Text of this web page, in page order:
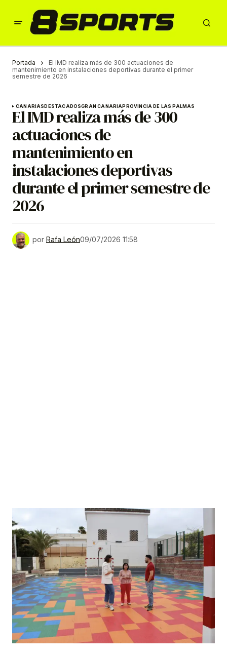
Portada
El IMD realiza más de 300 actuaciones de
mantenimiento en instalaciones deportivas durante el primer
semestre de 2026
CANARIASDESTACADOSGRAN CANARIAPROVINCIA DE LAS PALMAS
El IMD realiza más de 300
actuaciones de
mantenimiento en
instalaciones deportivas
durante el primer semestre de
2026
por Rafa León09/07/2026 11:58